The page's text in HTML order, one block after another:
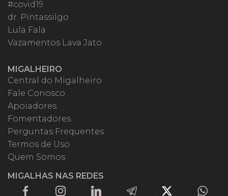
#covid19
dr. Pintassilgo
Lula Fala
Vazamentos Lava Jato
MIGALHEIRO
Central do Migalheiro
Fale Conosco
Apoiadores
Fomentadores
Perguntas Frequentes
Termos de Uso
Quem Somos
MIGALHAS NAS REDES